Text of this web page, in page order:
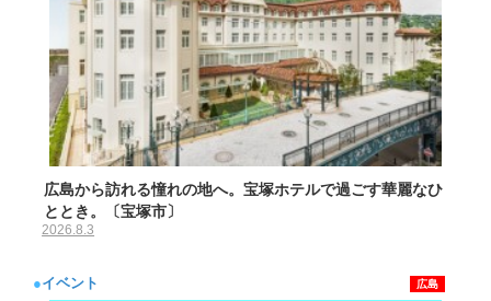
広島から訪れる憧れの地へ。宝塚ホテルで過ごす華麗なひ
ととき。〔宝塚市〕
2026.8.3
●イベント 広島